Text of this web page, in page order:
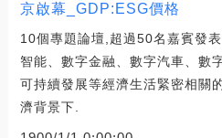
京啟幕_GDP:ESG價格
10個專題論壇,超過50名嘉賓發
智能、數字金融、數字汽車、數
可持續發展等經濟生活緊密相關
濟背景下.